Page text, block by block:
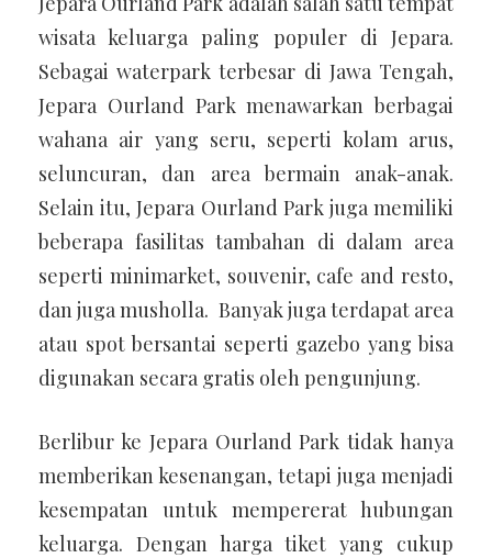
wisata keluarga paling populer di Jepara.
Sebagai waterpark terbesar di Jawa Tengah,
Jepara Ourland Park menawarkan berbagai
wahana air yang seru, seperti kolam arus,
seluncuran, dan area bermain anak-anak.
Selain itu, Jepara Ourland Park juga memiliki
beberapa fasilitas tambahan di dalam area
seperti minimarket, souvenir, cafe and resto,
dan juga musholla. Banyak juga terdapat area
atau spot bersantai seperti gazebo yang bisa
digunakan secara gratis oleh pengunjung.
Berlibur ke Jepara Ourland Park tidak hanya
memberikan kesenangan, tetapi juga menjadi
kesempatan untuk mempererat hubungan
keluarga. Dengan harga tiket yang cukup